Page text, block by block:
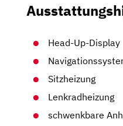
Head-Up-Display
Sitzheizung
Lenkradheizung
schwenkbare